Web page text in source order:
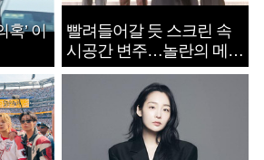
혹’ 이
빨려들어갈 듯 스크린 속
시공간 변주…놀란의 메시
지는 ‘전쟁 속죄’